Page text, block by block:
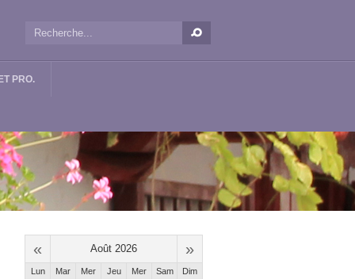
PRO.
« Août 2026 »
Lun Mar Mer Jeu Mer Sam Dim